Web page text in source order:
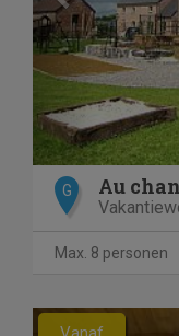
G Au
Max. 8 personen
Previous